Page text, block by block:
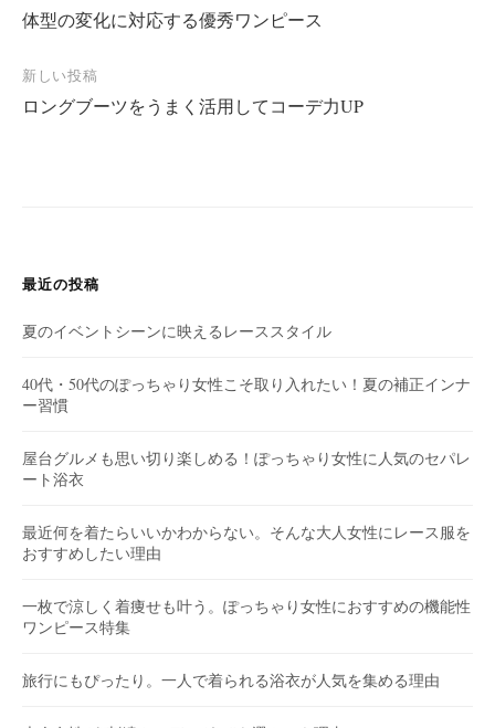
稿
ナ
ョ
体型の変化に対応する優秀ワンピース
新しい投稿
ロングブーツをうまく活用してコーデ力UP
最近の投稿
夏のイベントシーンに映えるレーススタイル
40代・50代のぽっちゃり女性こそ取り入れたい！夏の補正インナ
ー習慣
屋台グルメも思い切り楽しめる！ぽっちゃり女性に人気のセパレ
ート浴衣
最近何を着たらいいかわからない。そんな大人女性にレース服を
おすすめしたい理由
一枚で涼しく着痩せも叶う。ぽっちゃり女性におすすめの機能性
ワンピース特集
旅行にもぴったり。一人で着られる浴衣が人気を集める理由